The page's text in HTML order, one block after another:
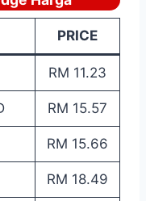
PRICE
RM 11.23
RM 15.57
RM 15.66
RM 18.49